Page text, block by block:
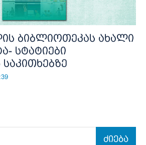
ბიბლიოთეკას ახალი
სტატიები
ძიება